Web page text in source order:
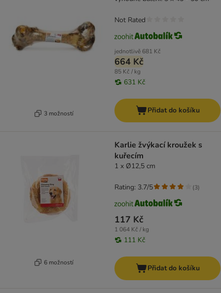
3 možností
jednotlivě 681 Kč
664 Kč
85 Kč / kg
631 Kč
Not Rated
Přidat do košíku
6 možností
Karlie žvýkací kroužek s
kuřecím
1 x Ø12,5 cm
117 Kč
1 064 Kč / kg
111 Kč
Rating: 3.7/5 (3)
Přidat do košíku